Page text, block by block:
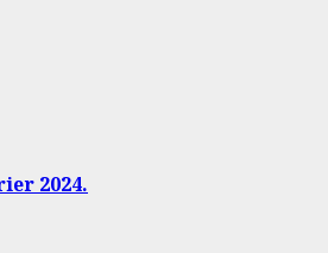
2024.